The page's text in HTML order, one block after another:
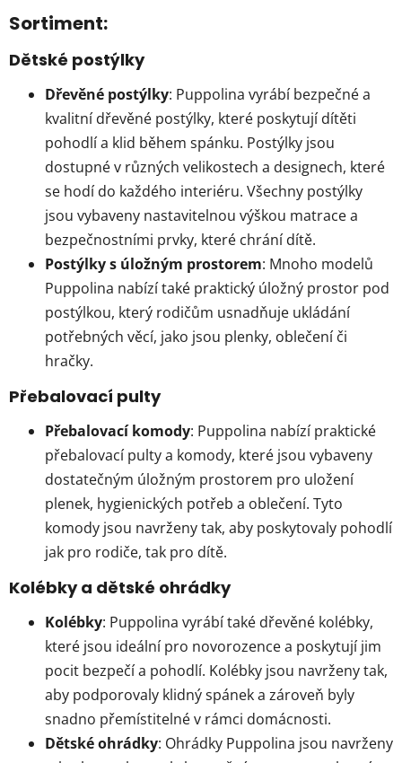
Sortiment:
Dětské postýlky
Dřevěné postýlky: Puppolina vyrábí bezpečné a
kvalitní dřevěné postýlky, které poskytují dítěti
pohodlí a klid během spánku. Postýlky jsou
dostupné v různých velikostech a designech, které
se hodí do každého interiéru. Všechny postýlky
jsou vybaveny nastavitelnou výškou matrace a
bezpečnostními prvky, které chrání dítě.
Postýlky s úložným prostorem: Mnoho modelů
Puppolina nabízí také praktický úložný prostor pod
postýlkou, který rodičům usnadňuje ukládání
potřebných věcí, jako jsou plenky, oblečení či
hračky.
Přebalovací pulty
Přebalovací komody: Puppolina nabízí praktické
přebalovací pulty a komody, které jsou vybaveny
dostatečným úložným prostorem pro uložení
plenek, hygienických potřeb a oblečení. Tyto
komody jsou navrženy tak, aby poskytovaly pohodlí
jak pro rodiče, tak pro dítě.
Kolébky a dětské ohrádky
Kolébky: Puppolina vyrábí také dřevěné kolébky,
které jsou ideální pro novorozence a poskytují jim
pocit bezpečí a pohodlí. Kolébky jsou navrženy tak,
aby podporovaly klidný spánek a zároveň byly
snadno přemístitelné v rámci domácnosti.
Dětské ohrádky: Ohrádky Puppolina jsou navrženy